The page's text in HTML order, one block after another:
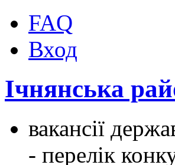
FAQ
Вход
Ічнянська
вакансії
- перелік